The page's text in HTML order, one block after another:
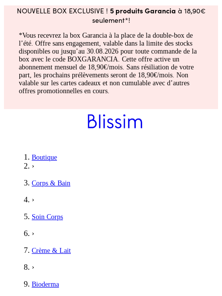
NOUVELLE BOX EXCLUSIVE ! 5 produits Garancia à 18,90€
seulement*!
*Vous recevrez la box Garancia à la place de la double-box de
l’été. Offre sans engagement, valable dans la limite des stocks
disponibles ou jusqu’au 30.08.2026 pour toute commande de la
box avec le code BOXGARANCIA. Cette offre active un
abonnement mensuel de 18,90€/mois. Sans résiliation de votre
part, les prochains prélèvements seront de 18,90€/mois. Non
valable sur les cartes cadeaux et non cumulable avec d’autres
offres promotionnelles en cours.
Boutique
›
Corps & Bain
›
Soin Corps
›
Crème & Lait
›
Bioderma